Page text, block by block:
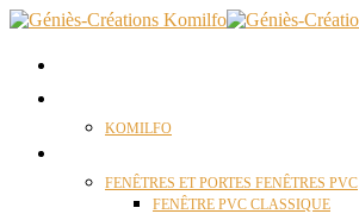
KOMILFO
FENÊTRES ET PORTES FENÊTRES PVC
FENÊTRE PVC CLASSIQUE